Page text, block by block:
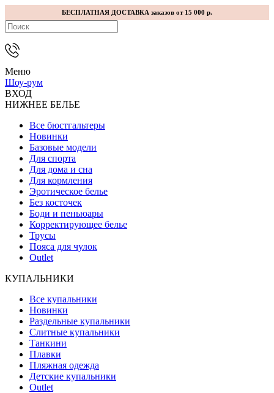
БЕСПЛАТНАЯ ДОСТАВКА заказов от 15 000 р.
Меню
Шоу-рум
ВХОД
НИЖНЕЕ БЕЛЬЕ
Все бюстгальтеры
Новинки
Базовые модели
Для спорта
Для дома и сна
Для кормления
Эротическое белье
Без косточек
Боди и пеньюары
Корректирующее белье
Трусы
Пояса для чулок
Outlet
КУПАЛЬНИКИ
Все купальники
Новинки
Раздельные купальники
Слитные купальники
Танкини
Плавки
Пляжная одежда
Детские купальники
Outlet